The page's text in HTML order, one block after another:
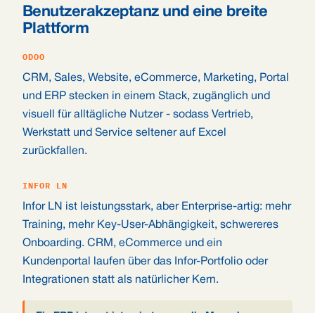
Benutzerakzeptanz und eine breite
Plattform
ODOO
CRM, Sales, Website, eCommerce, Marketing, Portal
und ERP stecken in einem Stack, zugänglich und
visuell für alltägliche Nutzer - sodass Vertrieb,
Werkstatt und Service seltener auf Excel
zurückfallen.
INFOR LN
Infor LN ist leistungsstark, aber Enterprise-artig: mehr
Training, mehr Key-User-Abhängigkeit, schwereres
Onboarding. CRM, eCommerce und ein
Kundenportal laufen über das Infor-Portfolio oder
Integrationen statt als natürlicher Kern.